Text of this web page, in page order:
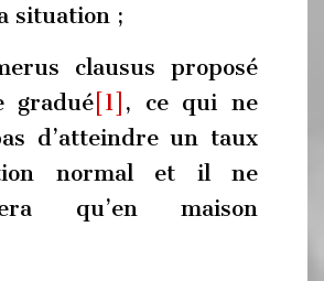
situation ;
clausus proposé
gradué [1] , ce qui ne
d’atteindre un taux
normal et il ne
qu’en maison